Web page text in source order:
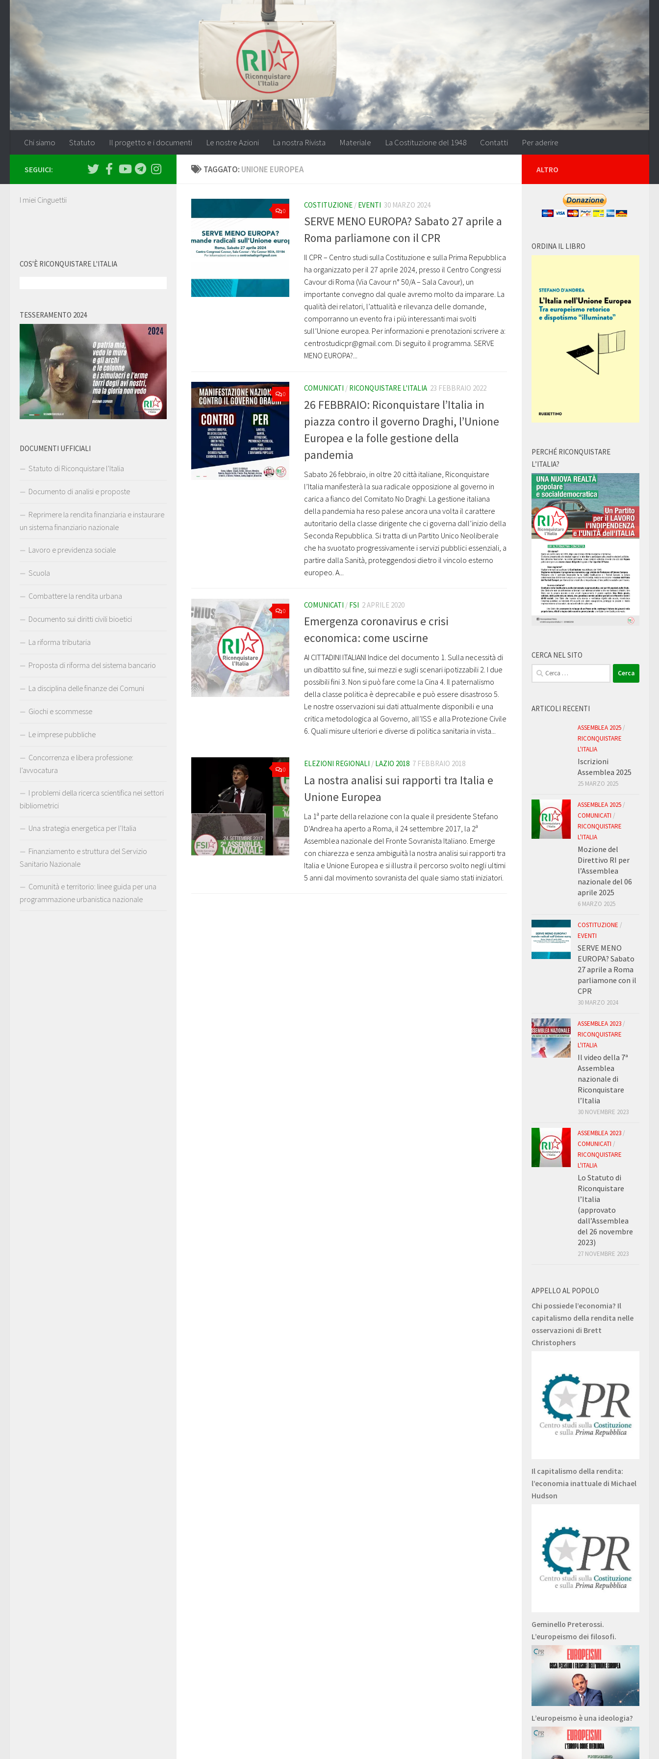
Salta al contenuto
Chi siamo Statuto Il progetto e i documenti Le nostre Azioni La nostra Rivista Materiale La Costituzione del 1948 Contatti Per aderire
TAGGATO: UNIONE EUROPEA
0
COSTITUZIONE / EVENTI 30 MARZO 2024
SERVE MENO EUROPA? Sabato 27 aprile a
Roma parliamone con il CPR
Il CPR – Centro studi sulla Costituzione e sulla Prima Repubblica
ha organizzato per il 27 aprile 2024, presso il Centro Congressi
Cavour di Roma (Via Cavour n° 50/A – Sala Cavour), un
importante convegno dal quale avremo molto da imparare. La
qualità dei relatori, l’attualità e rilevanza delle domande,
comporranno un evento fra i più interessanti mai svolti
sull’Unione europea. Per informazioni e prenotazioni scrivere a:
centrostudicpr@gmail.com. Di seguito il programma. SERVE
MENO EUROPA?...
0
COMUNICATI / RICONQUISTARE L'ITALIA 23 FEBBRAIO 2022
26 FEBBRAIO: Riconquistare l’Italia in
piazza contro il governo Draghi, l’Unione
Europea e la folle gestione della
pandemia
Sabato 26 febbraio, in oltre 20 città italiane, Riconquistare
l’Italia manifesterà la sua radicale opposizione al governo in
carica a fianco del Comitato No Draghi. La gestione italiana
della pandemia ha reso palese ancora una volta il carattere
autoritario della classe dirigente che ci governa dall’inizio della
Seconda Repubblica. Si tratta di un Partito Unico Neoliberale
che ha svuotato progressivamente i servizi pubblici essenziali, a
partire dalla Sanità, proteggendosi dietro il vincolo esterno
europeo. A...
0
COMUNICATI / FSI 2 APRILE 2020
Emergenza coronavirus e crisi
economica: come uscirne
AI CITTADINI ITALIANI Indice del documento 1. Sulla necessità di
un dibattito sul fine, sui mezzi e sugli scenari ipotizzabili 2. I due
possibili fini 3. Non si può fare come la Cina 4. Il paternalismo
della classe politica è deprecabile e può essere disastroso 5.
Le nostre osservazioni sui dati attualmente disponibili e una
critica metodologica al Governo, all’ISS e alla Protezione Civile
6. Quali misure ulteriori e diverse di politica sanitaria in vista...
0
ELEZIONI REGIONALI / LAZIO 2018 7 FEBBRAIO 2018
La nostra analisi sui rapporti tra Italia e
Unione Europea
La 1ª parte della relazione con la quale il presidente Stefano
D’Andrea ha aperto a Roma, il 24 settembre 2017, la 2ª
Assemblea nazionale del Fronte Sovranista Italiano. Emerge
con chiarezza e senza ambiguità la nostra analisi sui rapporti tra
Italia e Unione Europea e si illustra il percorso svolto negli ultimi
5 anni dal movimento sovranista del quale siamo stati iniziatori.
SEGUICI:
I miei Cinguettii
COS'È RICONQUISTARE L'ITALIA
TESSERAMENTO 2024
DOCUMENTI UFFICIALI
Statuto di Riconquistare l’Italia
Documento di analisi e proposte
Reprimere la rendita finanziaria e instaurare
un sistema finanziario nazionale
Lavoro e previdenza sociale
Scuola
Combattere la rendita urbana
Documento sui diritti civili bioetici
La riforma tributaria
Proposta di riforma del sistema bancario
La disciplina delle finanze dei Comuni
Giochi e scommesse
Le imprese pubbliche
Concorrenza e libera professione:
l’avvocatura
I problemi della ricerca scientifica nei settori
bibliometrici
Una strategia energetica per l’Italia
Finanziamento e struttura del Servizio
Sanitario Nazionale
Comunità e territorio: linee guida per una
programmazione urbanistica nazionale
ALTRO
ORDINA IL LIBRO
PERCHÉ RICONQUISTARE
L’ITALIA?
CERCA NEL SITO
Ricerca
per:
ARTICOLI RECENTI
ASSEMBLEA 2025 /
RICONQUISTARE
L'ITALIA
Iscrizioni
Assemblea 2025
25 MARZO 2025
ASSEMBLEA 2025 /
COMUNICATI /
RICONQUISTARE
L'ITALIA
Mozione del
Direttivo RI per
l’Assemblea
nazionale del 06
aprile 2025
6 MARZO 2025
COSTITUZIONE /
EVENTI
SERVE MENO
EUROPA? Sabato
27 aprile a Roma
parliamone con il
CPR
30 MARZO 2024
ASSEMBLEA 2023 /
RICONQUISTARE
L'ITALIA
Il video della 7ª
Assemblea
nazionale di
Riconquistare
l’Italia
30 NOVEMBRE 2023
ASSEMBLEA 2023 /
COMUNICATI /
RICONQUISTARE
L'ITALIA
Lo Statuto di
Riconquistare
l’Italia
(approvato
dall’Assemblea
del 26 novembre
2023)
27 NOVEMBRE 2023
APPELLO AL POPOLO
Chi possiede l’economia? Il
capitalismo della rendita nelle
osservazioni di Brett
Christophers
Il capitalismo della rendita:
l’economia inattuale di Michael
Hudson
Geminello Preterossi.
L’europeismo dei filosofi.
L’europeismo è una ideologia?